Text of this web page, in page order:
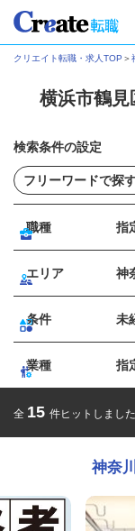
クリエイト転職・求人TOP ＞
横浜市鶴見
検索条件の設定
職種 指
エリア 神
条件 未
業種 指
全 15 件ヒットしました
神奈